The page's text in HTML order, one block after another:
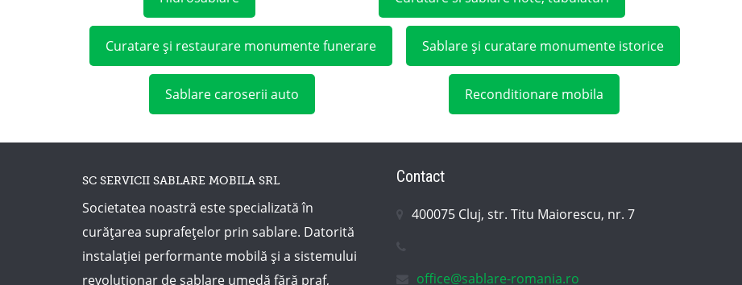
Curatare și restaurare monumente funerare Sablare și curatare monumente istorice
Sablare caroserii auto Reconditionare mobila
SC SERVICII SABLARE MOBILA SRL
Societatea noastră este specializată în
curățarea suprafețelor prin sablare. Datorită
instalației performante mobilă și a sistemului
revoluționar de sablare umedă fără praf,
Contact
400075 Cluj, str. Titu Maiorescu, nr. 7
office@sablare-romania.ro